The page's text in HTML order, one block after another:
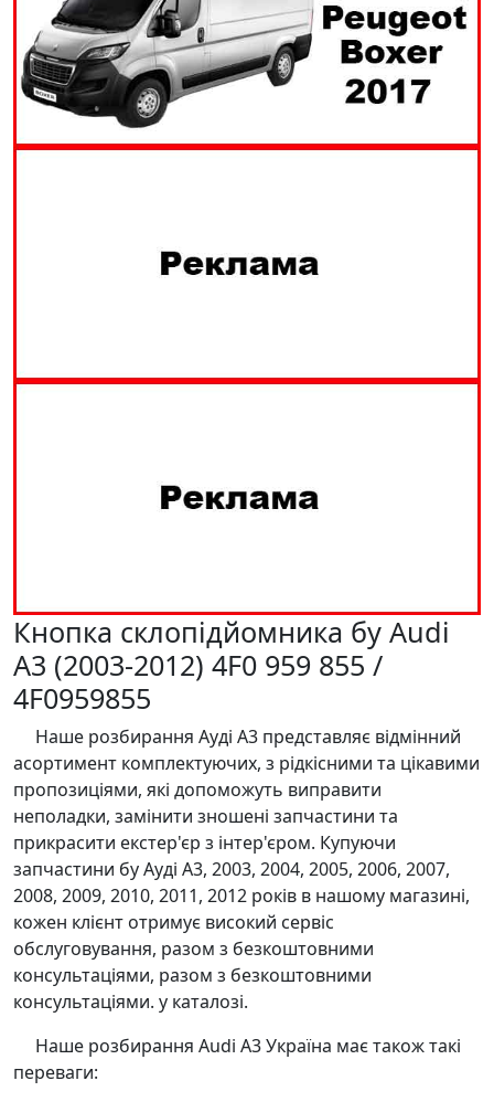
Кнопка склопідйомника бу Audi
A3 (2003-2012) 4F0 959 855 /
4F0959855
Наше розбирання Ауді А3 представляє відмінний
асортимент комплектуючих, з рідкісними та цікавими
пропозиціями, які допоможуть виправити
неполадки, замінити зношені запчастини та
прикрасити екстер'єр з інтер'єром. Купуючи
запчастини бу Ауді А3, 2003, 2004, 2005, 2006, 2007,
2008, 2009, 2010, 2011, 2012 років в нашому магазині,
кожен клієнт отримує високий сервіс
обслуговування, разом з безкоштовними
консультаціями, разом з безкоштовними
консультаціями. у каталозі.
Наше розбирання Audi A3 Україна має також такі
переваги: